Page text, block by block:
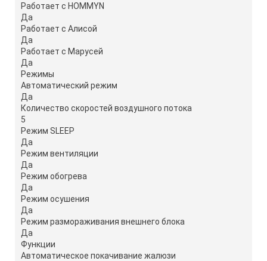
Работает с HOMMYN
Да
Работает с Алисой
Да
Работает с Марусей
Да
Режимы
Автоматический режим
Да
Количество скоростей воздушного потока
5
Режим SLEEP
Да
Режим вентиляции
Да
Режим обогрева
Да
Режим осушения
Да
Режим размораживания внешнего блока
Да
Функции
Автоматическое покачивание жалюзи